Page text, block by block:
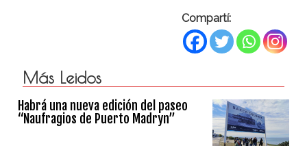
Compartí:
Más Leidos
Habrá una nueva edición del paseo
“Naufragios de Puerto Madryn”